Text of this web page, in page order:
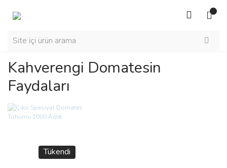
Kahverengi Domatesin
Faydaları
Tükendi